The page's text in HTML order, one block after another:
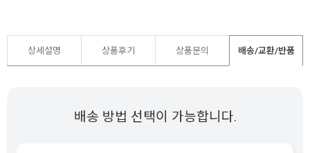
상세설명 상품후기 상품문의 배송/교환/반품
배송 방법 선택이 가능합니다.